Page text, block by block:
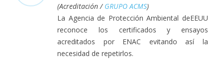
(Acreditación / GRUPO ACMS)
La Agencia de Protección Ambiental deEEUU
reconoce los certificados y ensayos
acreditados por ENAC evitando así la
necesidad de repetirlos.